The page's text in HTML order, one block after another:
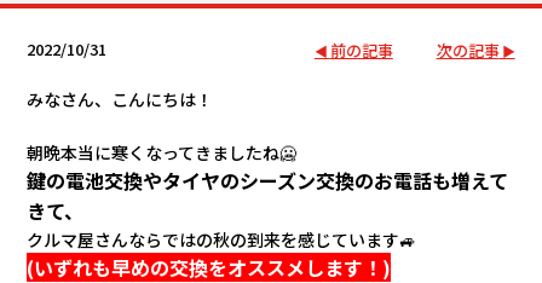
店舗情報
ご購入者サポート
2022/10/31 前の記事 次の記事
みなさん、こんにちは！
朝晩本当に寒くなってきましたね🥶
鍵の電池交換やタイヤのシーズン交換のお電話も増えて
きて、
クルマ屋さんならではの秋の到来を感じています🚙
(いずれも早めの交換をオススメします！)